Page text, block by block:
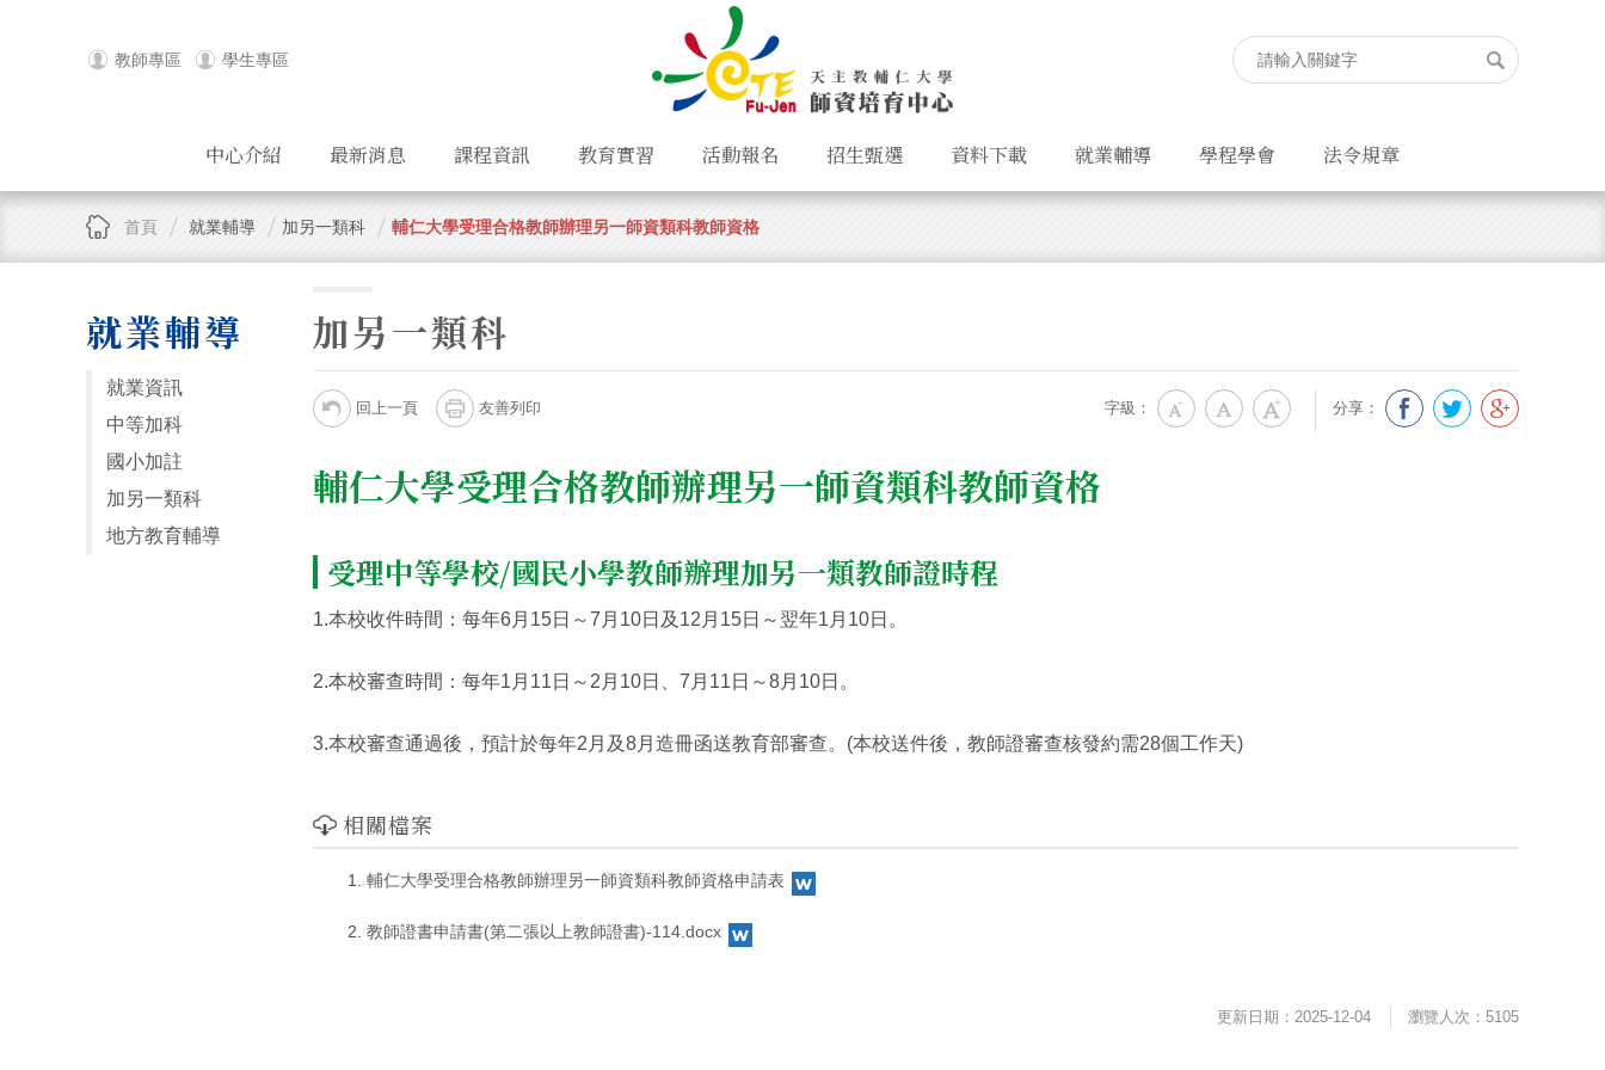
教師專區 學生專區
中心介紹 最新消息 課程資訊 教育實習 活動報名 招生甄選 資料下載 就業輔導 學程學會 法令規章
首頁 就業輔導 加另一類科 輔仁大學受理合格教師辦理另一師資類科教師資格
就業輔導
就業資訊
中等加科
國小加註
加另一類科
地方教育輔導
加另一類科
回上一頁 友善列印 字級： 分享：
輔仁大學受理合格教師辦理另一師資類科教師資格
受理中等學校/國民小學教師辦理加另一類教師證時程
1.本校收件時間：每年6月15日～7月10日及12月15日～翌年1月10日。
2.本校審查時間：每年1月11日～2月10日、7月11日～8月10日。
3.本校審查通過後，預計於每年2月及8月造冊函送教育部審查。(本校送件後，教師證審查核發約需28個工作天)
相關檔案
輔仁大學受理合格教師辦理另一師資類科教師資格申請表
教師證書申請書(第二張以上教師證書)-114.docx
更新日期：2025-12-04 瀏覽人次：5105